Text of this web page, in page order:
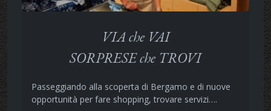
VIA che VAI
SORPRESE che TROVI
Passeggiando alla scoperta di Bergamo e di nuove
opportunità per fare shopping, trovare servizi….